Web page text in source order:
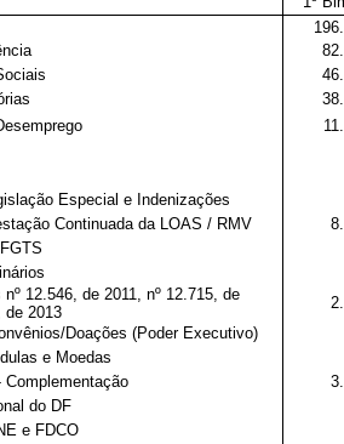
Especial e Indenizações
Continuada da LOAS / RMV
12.546, de 2011, nº 12.715, de
de 2013
Doações (Poder Executivo)
e Moedas
Complementação
do DF
e FDCO